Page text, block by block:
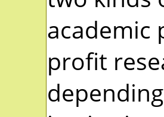
academic
profit